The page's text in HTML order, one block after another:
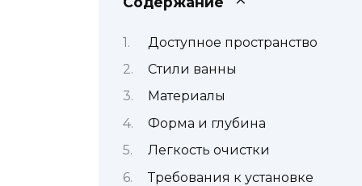
Доступное пространство
Стили ванны
Материалы
Форма и глубина
Легкость очистки
Требования к установке